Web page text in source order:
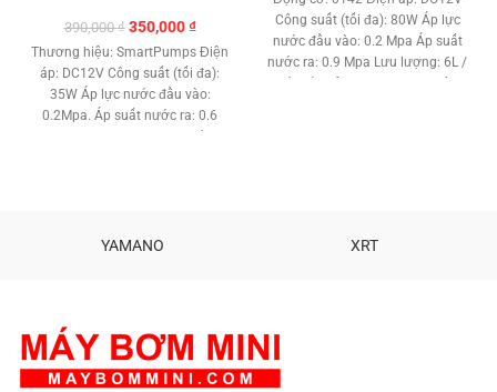
390,000₫ Giá
gốc
là:
390,000 ₫.
350,000₫Giá
hiện
tại
là:
350,000 ₫.
Thương hiệu: SmartPumps Điện
áp: DC12V Công suất (tối đa):
35W Áp lực nước đầu vào:
0.2Mpa. Áp suất nước ra: 0.6
Cao Cấp Bảo hàng : 3 tháng
Công suất (tối đa): 80W Áp lực
nước đầu vào: 0.2 Mpa Áp suất
nước ra: 0.9 Mpa Lưu lượng: 6L /
02873030399
YAMANO XRT